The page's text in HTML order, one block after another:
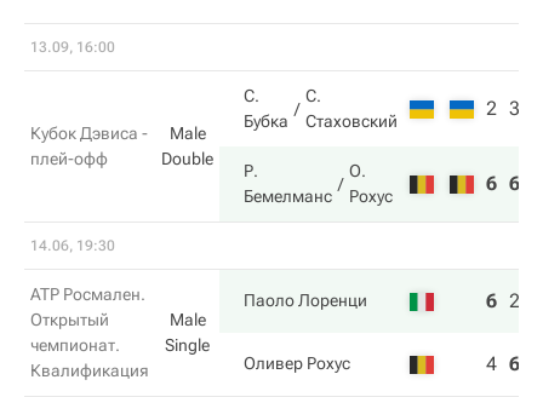
13.09, 16:00
Кубок Дэвиса -
плей-офф
Male
Double
С.
Бубка
С.
Стаховский
2 3
Р.
Бемелманс
О.
Рохус
6 6
14.06, 19:30
ATP Росмален.
Открытый
чемпионат.
Квалификация
Male
Single
Паоло Лоренци 6 2
Оливер Рохус 4 6